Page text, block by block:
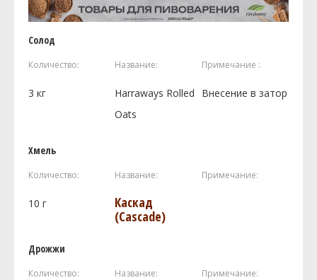
Солод
Количество: Название: Примечание :
3 кг
Harraways Rolled
Oats
Внесение в затор
Хмель
Количество: Название: Примечание:
10 г
Каскад
(Cascade)
Дрожжи
Количество: Название: Примечание: